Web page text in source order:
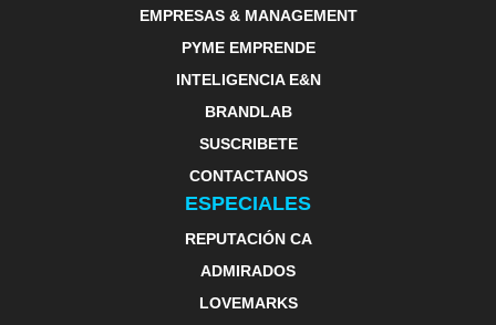
EMPRESAS & MANAGEMENT
PYME EMPRENDE
INTELIGENCIA E&N
BRANDLAB
SUSCRIBETE
CONTACTANOS
ESPECIALES
REPUTACIÓN CA
ADMIRADOS
LOVEMARKS